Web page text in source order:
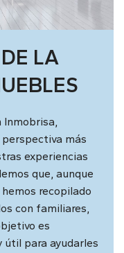
LA
Inmobrisa,
más
experiencias
que, aunque
recopilado
con familiares,
es
para ayudarles